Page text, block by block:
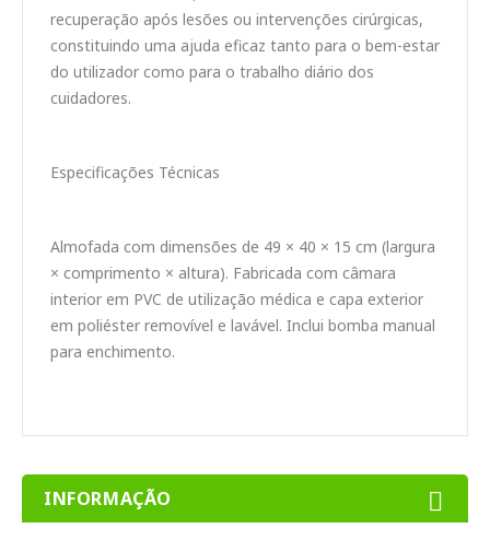
recuperação após lesões ou intervenções cirúrgicas,
constituindo uma ajuda eficaz tanto para o bem-estar
do utilizador como para o trabalho diário dos
cuidadores.
Especificações Técnicas
Almofada com dimensões de 49 × 40 × 15 cm (largura
× comprimento × altura). Fabricada com câmara
interior em PVC de utilização médica e capa exterior
em poliéster removível e lavável. Inclui bomba manual
para enchimento.
INFORMAÇÃO